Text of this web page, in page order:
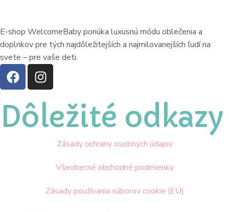
E-shop WelcomeBaby ponúka luxusnú módu oblečenia a
doplnkov pre tých najdôležitejších a najmilovanejších ľudí na
svete – pre vaše deti.
Dôležité odkazy
Zásady ochrany osobných údajov
Všeobecné obchodné podmienky
Zásady používania súborov cookie (EÚ)